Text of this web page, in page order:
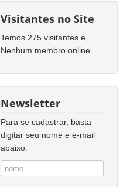
Visitantes no Site
Temos 275 visitantes e
Nenhum membro online
Newsletter
Para se cadastrar, basta
digitar seu nome e e-mail
abaixo: